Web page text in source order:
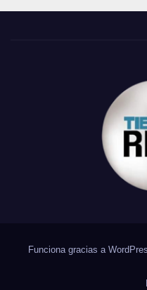
Funciona gracias a